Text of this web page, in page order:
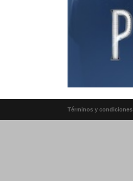
Términos y condiciones